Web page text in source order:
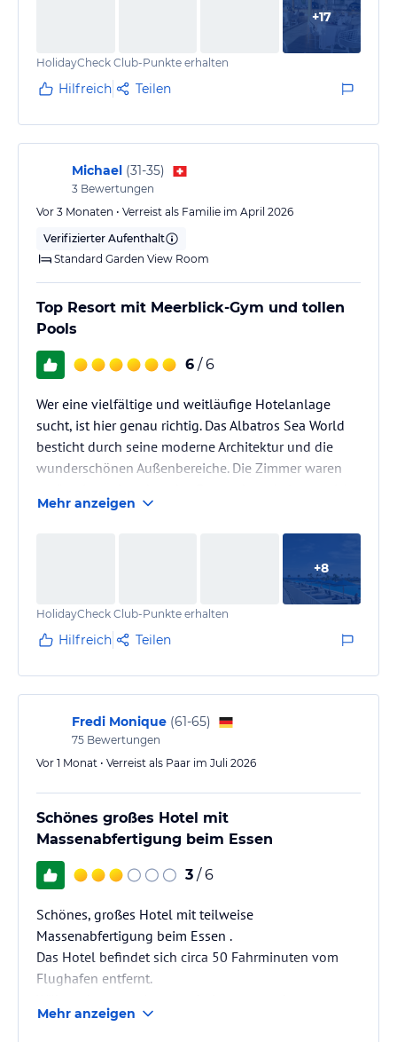
+17
HolidayCheck Club-Punkte erhalten
Hilfreich Teilen
Michael (31-35)
3 Bewertungen
Vor 3 Monaten • Verreist als Familie im April 2026
Verifizierter Aufenthalt
Standard Garden View Room
Top Resort mit Meerblick-Gym und tollen
Pools
6 / 6
Wer eine vielfältige und weitläufige Hotelanlage
sucht, ist hier genau richtig. Das Albatros Sea World
besticht durch seine moderne Architektur und die
wunderschönen Außenbereiche. Die Zimmer waren
und lecker. Besonders toll fanden wir den direkten
Zugang zum Meer und die vielen kleinen Details, die
Mehr anzeigen
+8
HolidayCheck Club-Punkte erhalten
Hilfreich Teilen
Fredi Monique (61-65)
75 Bewertungen
Vor 1 Monat • Verreist als Paar im Juli 2026
Schönes großes Hotel mit
Massenabfertigung beim Essen
3 / 6
Schönes, großes Hotel mit teilweise
Massenabfertigung beim Essen .
Das Hotel befindet sich circa 50 Fahrminuten vom
Flughafen entfernt.
Baustellen eingerichtet, wie zum Beispiel der Innen
Mehr anzeigen